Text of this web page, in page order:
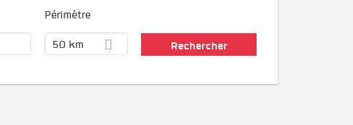
Périmètre
50 km